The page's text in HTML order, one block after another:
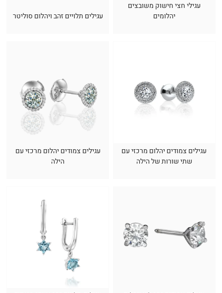
עגילי חצי חישוק משובצים
יהלומים
עגילים תלויים זהב ויהלום סוליטר
עגילים צמודים יהלום מרכזי עם
שתי שורות של הילה
עגילים צמודים יהלום מרכזי עם
הילה